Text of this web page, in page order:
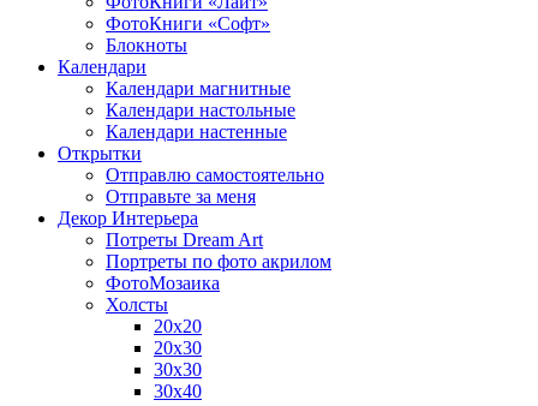
ФотоКниги «Софт»
Блокноты
Календари
Календари магнитные
Календари настольные
Календари настенные
Открытки
Отправлю самостоятельно
Отправьте за меня
Декор Интерьера
Потреты Dream Art
Портреты по фото акрилом
ФотоМозаика
Холсты
20х20
20х30
30х30
30х40